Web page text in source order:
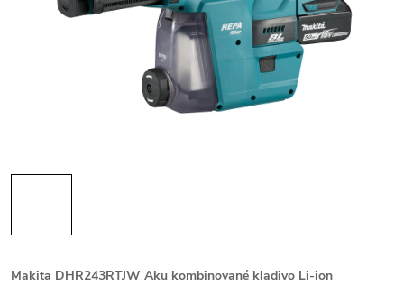
Makita DHR243RTJW Aku kombinované kladivo Li-ion